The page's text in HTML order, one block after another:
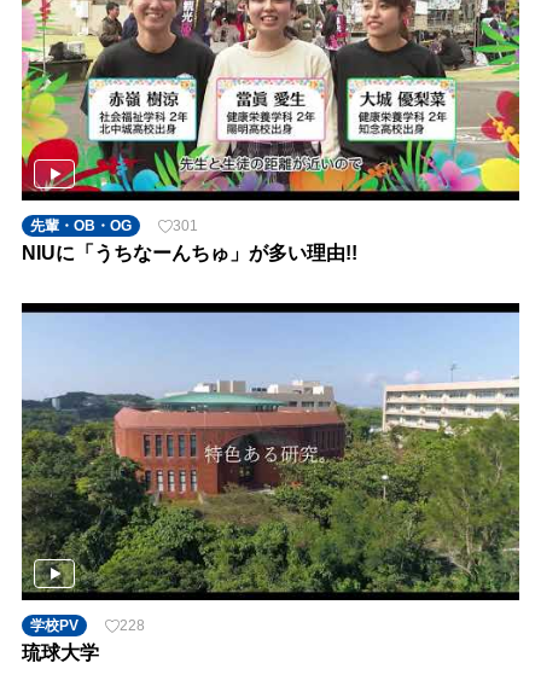
先輩・OB・OG 301
NIUに「うちなーんちゅ」が多い理由!!
学校PV 228
琉球大学